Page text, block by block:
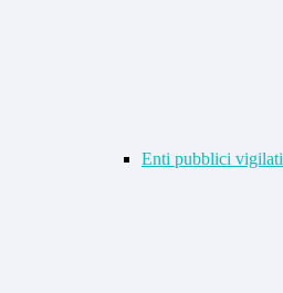
Enti pubblici vigilati